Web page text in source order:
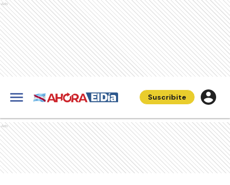
Ads
Suscribite
Ads